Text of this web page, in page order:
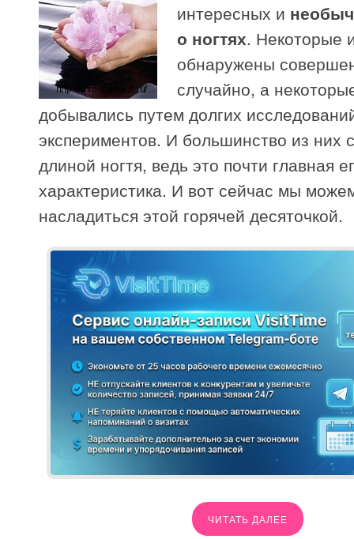
интересных и
о ногтях. Некоторые
обнаружены
случайно, а
добывались путем долгих
экспериментов. И большинство из них
длиной ногтя, ведь это почти главная
характеристика. И вот сейчас мы
насладиться этой горячей десяточкой.
ЧИТАТЬ ДАЛЕЕ